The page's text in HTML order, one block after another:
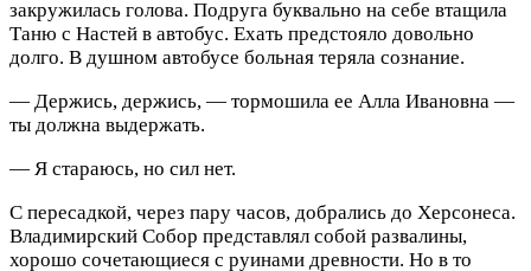
закружилась голова. Подруга буквально на себе втащила
Таню с Настей в автобус. Ехать предстояло довольно
долго. В душном автобусе больная теряла сознание.
— Держись, держись, — тормошила ее Алла Ивановна —
ты должна выдержать.
— Я стараюсь, но сил нет.
С пересадкой, через пару часов, добрались до Херсонеса.
Владимирский Собор представлял собой развалины,
хорошо сочетающиеся с руинами древности. Но в то